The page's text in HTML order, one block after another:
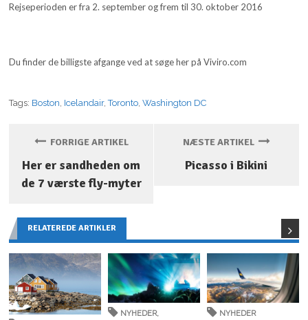
Rejseperioden er fra 2. september og frem til 30. oktober 2016
Du finder de billigste afgange ved at søge her på Viviro.com
Tags: Boston, Icelandair,Toronto,Washington DC
FORRIGE ARTIKEL
Her er sandheden om
de 7 værste fly-myter
NÆSTE ARTIKEL
Picasso i Bikini
RELATEREDE ARTIKLER
NYHEDER,
NYHEDER